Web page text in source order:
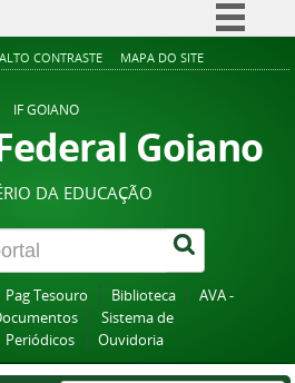
Simplifique!
Acesso à informação
Legislação
Canais
ALTO CONTRASTE MAPA DO SITE
IF GOIANO
Goiano
DA EDUCAÇÃO
Pag Tesouro Biblioteca
AVA -
Sistema de
Periódicos Ouvidoria